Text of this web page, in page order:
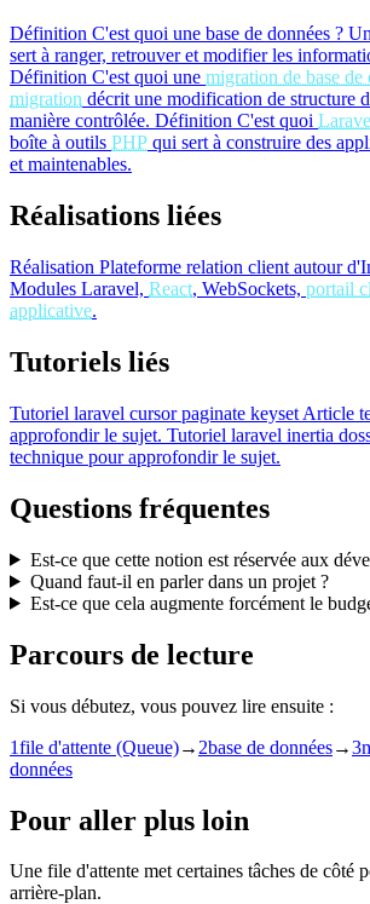
Définition C'est quoi une base de données ?
sert à ranger, retrouver et modifier les
Définition C'est quoi une migration de base de
migration décrit une modification de structure
manière contrôlée. Définition C'est quoi
boîte à outils PHP qui sert à construire des
et maintenables.
Réalisations liées
Réalisation Plateforme relation client autour
Modules Laravel, React, WebSockets, portail
applicative.
Tutoriels liés
Tutoriel laravel cursor paginate keyset Article
approfondir le sujet. Tutoriel laravel inertia
technique pour approfondir le sujet.
Questions fréquentes
Est-ce que cette notion est réservée aux
Quand faut-il en parler dans un projet ?
Est-ce que cela augmente forcément le
Parcours de lecture
Si vous débutez, vous pouvez lire ensuite :
1file d'attente (Queue)→ 2base de données→3
données
Pour aller plus loin
Une file d'attente met certaines tâches de côté
arrière-plan.